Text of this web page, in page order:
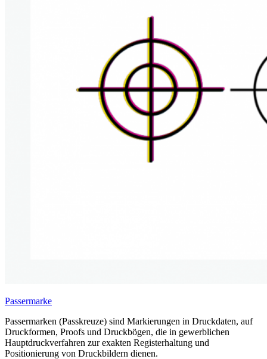
Passermarke
Passermarken (Passkreuze) sind Markierungen in Druckdaten, auf
Druckformen, Proofs und Druckbögen, die in gewerblichen
Hauptdruckverfahren zur exakten Registerhaltung und
Positionierung von Druckbildern dienen.